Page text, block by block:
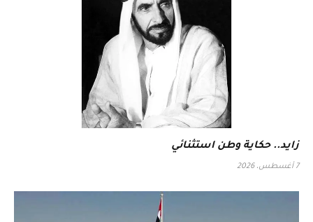
زايد.. حكاية وطن استثنائي
7 أغسطس، 2026